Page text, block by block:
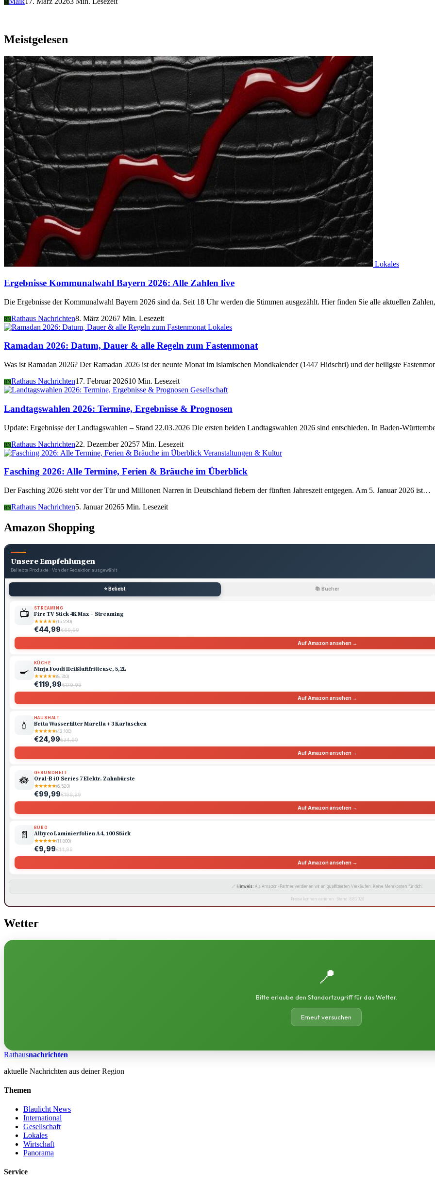
M
Meistgelesen
Lokales
Ergebnisse Kommunalwahl Bayern 2026: Alle Zahlen live
Die Ergebnisse der Kommunalwahl Bayern 2026 sind da. Seit 18 Uhr werden die Stimmen ausgezählt. Hier finden Sie alle aktuellen
RNRathaus Nachrichten8. März 20267 Min. Lesezeit
Lokales
Ramadan 2026: Datum, Dauer & alle Regeln zum Fastenmonat
Was ist Ramadan 2026? Der Ramadan 2026 ist der neunte Monat im islamischen Mondkalender (1447 Hidschri) und der heiligste
RNRathaus Nachrichten17. Februar 202610 Min. Lesezeit
Gesellschaft
Landtagswahlen 2026: Termine, Ergebnisse & Prognosen
Update: Ergebnisse der Landtagswahlen – Stand 22.03.2026 Die ersten beiden Landtagswahlen 2026 sind entschieden. In Baden-
RNRathaus Nachrichten22. Dezember 20257 Min. Lesezeit
Veranstaltungen & Kultur
Fasching 2026: Alle Termine, Ferien & Bräuche im Überblick
Der Fasching 2026 steht vor der Tür und Millionen Narren in Deutschland fiebern der fünften Jahreszeit entgegen. Am 5. Januar 2026 ist…
RNRathaus Nachrichten5. Januar 20265 Min. Lesezeit
Amazon Shopping
Unsere Empfehlungen
Beliebte Produkte · Von der Redaktion ausgewählt
⭐ Beliebt 📚 Bücher
📺 STREAMING
Fire TV Stick 4K Max – Streaming
★★★★★(15.230)
€44,99€69,99
Auf Amazon ansehen →
🍳
KÜCHE
Ninja Foodi Heißluftfritteuse, 5,2L
★★★★★(8.740)
€119,99€179,99
Auf Amazon ansehen →
💧
HAUSHALT
Brita Wasserfilter Marella + 3 Kartuschen
★★★★★(42.100)
€24,99€34,99
Auf Amazon ansehen →
🪷
GESUNDHEIT
Oral-B iO Series 7 Elektr. Zahnbürste
★★★★★(6.520)
€99,99€199,99
Auf Amazon ansehen →
📄
BÜRO
Albyco Laminierfolien A4, 100 Stück
★★★★★(11.800)
€9,99€14,99
Auf Amazon ansehen →
🔗 Hinweis: Als Amazon-Partner verdienen wir an qualifizierten Verkäufen. Keine Mehrkosten für dich.
Preise können variieren · Stand: 8.8.2026
Wetter
📍
Bitte erlaube den Standortzugriff für das Wetter.
Erneut versuchen
Rathausnachrichten
aktuelle Nachrichten aus deiner Region
Themen
Blaulicht News
International
Gesellschaft
Lokales
Wirtschaft
Panorama
Service